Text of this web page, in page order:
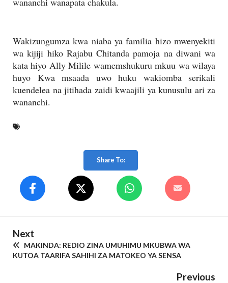
Wakizungumza kwa niaba ya familia hizo mwenyekiti
wa kijiji hiko Rajabu Chitanda pamoja na diwani wa
kata hiyo Ally Milile wamemshukuru mkuu wa wilaya
huyo Kwa msaada uwo huku wakiomba serikali
kuendelea na jitihada zaidi kwaajili ya kunusulu ari za
wananchi.
Share To:
Next
MAKINDA: REDIO ZINA UMUHIMU MKUBWA WA
KUTOA TAARIFA SAHIHI ZA MATOKEO YA SENSA
Previous